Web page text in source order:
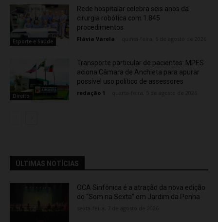
Esporte e Saúde
Rede hospitalar celebra seis anos da
cirurgia robótica com 1.845
procedimentos
Flávia Varela
Direito
Transporte particular de pacientes: MPES
aciona Câmara de Anchieta para apurar
possível uso político de assessores
redação 1
ÚLTIMAS NOTÍCIAS
OCA Sinfônica é a atração da nova edição
do “Som na Sexta” em Jardim da Penha